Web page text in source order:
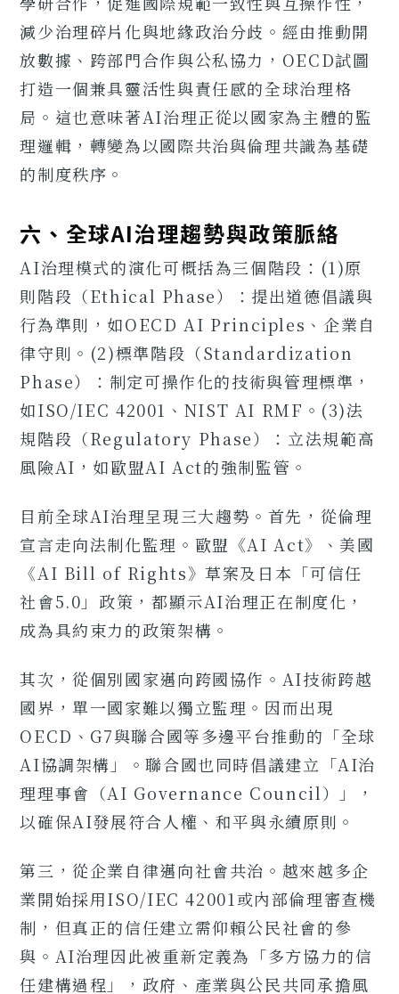
減少治理碎片化與地緣政治分歧。經由推動開
放數據、跨部門合作與公私協力，OECD試圖
打造一個兼具靈活性與責任感的全球治理格
局。這也意味著AI治理正從以國家為主體的監
理邏輯，轉變為以國際共治與倫理共識為基礎
的制度秩序。
六、全球AI治理趨勢與政策脈絡
AI治理模式的演化可概括為三個階段：(1)原
則階段（Ethical Phase）：提出道德倡議與
行為準則，如OECD AI Principles、企業自
律守則。(2)標準階段（Standardization
Phase）：制定可操作化的技術與管理標準，
如ISO/IEC 42001、NIST AI RMF。(3)法
規階段（Regulatory Phase）：立法規範高
風險AI，如歐盟AI Act的強制監管。
目前全球AI治理呈現三大趨勢。首先，從倫理
宣言走向法制化監理。歐盟《AI Act》、美國
《AI Bill of Rights》草案及日本「可信任
社會5.0」政策，都顯示AI治理正在制度化，
成為具約束力的政策架構。
其次，從個別國家邁向跨國協作。AI技術跨越
國界，單一國家難以獨立監理。因而出現
OECD、G7與聯合國等多邊平台推動的「全球
AI協調架構」。聯合國也同時倡議建立「AI治
理理事會（AI Governance Council）」，
以確保AI發展符合人權、和平與永續原則。
第三，從企業自律邁向社會共治。越來越多企
業開始採用ISO/IEC 42001或內部倫理審查機
制，但真正的信任建立需仰賴公民社會的參
與。AI治理因此被重新定義為「多方協力的信
任建構過程」，政府、產業與公民共同承擔風